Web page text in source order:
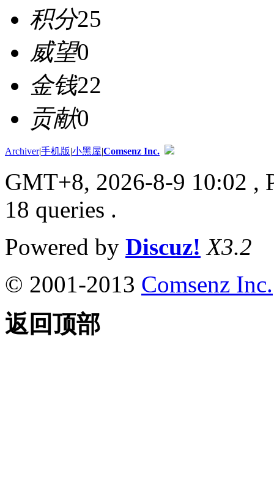
积分25
威望0
金钱22
贡献0
Archiver|手机版|小黑屋|Comsenz Inc.
GMT+8, 2026-8-9 10:02 ,
18 queries .
Powered by Discuz! X3.2
© 2001-2013 Comsenz Inc.
返回顶部